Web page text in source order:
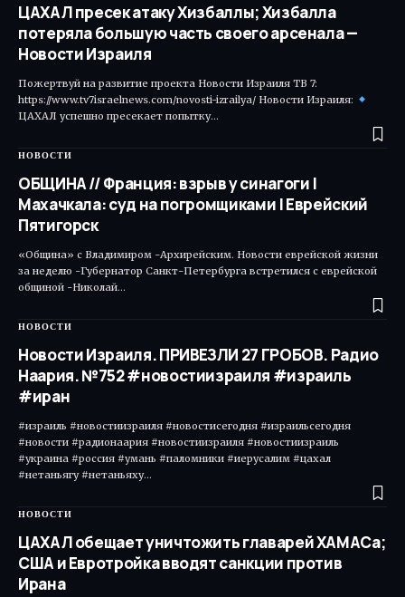
ЦАХАЛ пресек атаку Хизбаллы; Хизбалла
потеряла большую часть своего арсенала —
Новости Израиля
Пожертвуй на развитие проекта Новости Израиля ТВ 7:
https://www.tv7israelnews.com/novosti-izrailya/ Новости Израиля:
ЦАХАЛ успешно пресекает попытку…
НОВОСТИ
ОБЩИНА // Франция: взрыв у синагоги |
Махачкала: суд на погромщиками | Еврейский
Пятигорск
«Община» с Владимиром -Архирейским. Новости еврейской жизни
за неделю -Губернатор Санкт-Петербурга встретился с еврейской
общиной -Николай…
НОВОСТИ
Новости Израиля. ПРИВЕЗЛИ 27 ГРОБОВ. Радио
Наария. №752 #новостиизраиля #израиль
#иран
#израиль #новостиизраиля #новостисегодня #израильсегодня
#новости #радионаария #новостиизраиля #новостиизраиль
#украина #россия #умань #паломники #иерусалим #цахал
#нетаньягу #нетаньяху…
НОВОСТИ
ЦАХАЛ обещает уничтожить главарей ХАМАСа;
США и Евротройка вводят санкции против
Ирана